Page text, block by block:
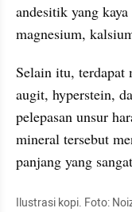
andesitik yang
magnesium,
Selain itu, terdapat
augit, hyperstein,
pelepasan unsur
mineral tersebut
panjang yang
Ilustrasi kopi. Foto: